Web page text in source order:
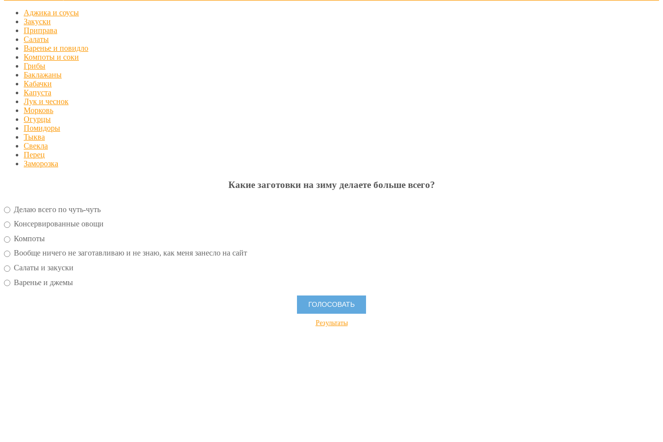
Аджика и соусы
Закуски
Приправа
Салаты
Варенье и повидло
Компоты и соки
Грибы
Баклажаны
Кабачки
Капуста
Лук и чеснок
Морковь
Огурцы
Помидоры
Тыква
Свекла
Перец
Заморозка
Какие заготовки на зиму делаете больше всего?
Делаю всего по чуть-чуть
Консервированные овощи
Компоты
Вообще ничего не заготавливаю и не знаю, как меня занесло на сайт
Салаты и закуски
Варенье и джемы
Результаты